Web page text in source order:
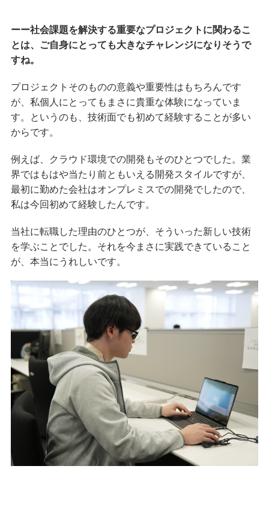
ーー社会課題を解決する重要なプロジェクトに関わるこ
とは、ご自身にとっても大きなチャレンジになりそうで
すね。
プロジェクトそのものの意義や重要性はもちろんです
が、私個人にとってもまさに貴重な体験になっていま
す。というのも、技術面でも初めて経験することが多い
からです。
例えば、クラウド環境での開発もそのひとつでした。業
界ではもはや当たり前ともいえる開発スタイルですが、
最初に勤めた会社はオンプレミスでの開発でしたので、
私は今回初めて経験したんです。
当社に転職した理由のひとつが、そういった新しい技術
を学ぶことでした。それを今まさに実践できていること
が、本当にうれしいです。